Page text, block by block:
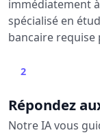
immédiatement
spécialisé en
bancaire requise
2
Répondez
Notre IA vous